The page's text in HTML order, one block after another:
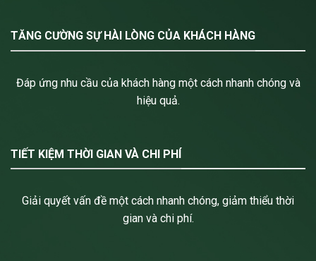
TĂNG CƯỜNG SỰ HÀI LÒNG CỦA KHÁCH HÀNG
Đáp ứng nhu cầu của khách hàng một cách nhanh chóng và
hiệu quả.
TIẾT KIỆM THỜI GIAN VÀ CHI PHÍ
Giải quyết vấn đề một cách nhanh chóng, giảm thiểu thời
gian và chi phí.